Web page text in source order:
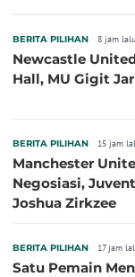
BERITA PILIHAN 8 jam lalu
Newcastle
Hall, MU Gigit
BERITA PILIHAN 15 jam
Manchester
Negosiasi,
Joshua Zirkzee
BERITA PILIHAN 17 jam
Satu Pemain